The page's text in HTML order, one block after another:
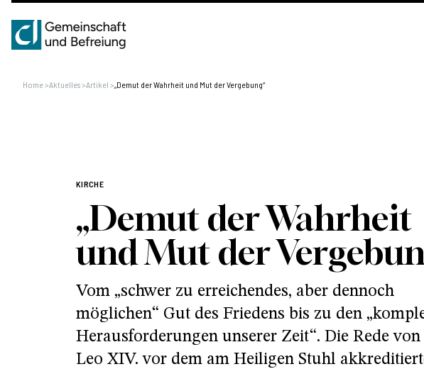
Home>Aktuelles>Artikel >„Demut der Wahrheit und Mut der Vergebung“
KIRCHE
„Demut der Wahrheit
und Mut der
Vom „schwer zu erreichendes, aber dennoch
möglichen“ Gut des Friedens bis zu den
Herausforderungen unserer Zeit“. Die Rede von
Leo XIV. vor dem am Heiligen Stuhl